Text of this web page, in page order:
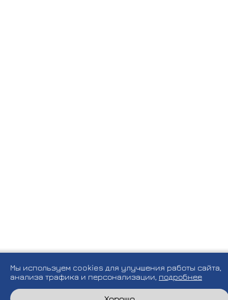
Мы используем cookies для улучшения работы сайта,
анализа трафика и персонализации, подробнее